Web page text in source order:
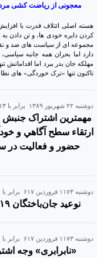
معجونی از ریاضت کشی
هسته اصلی ائتلاف قدرت با
کردن دایره خودی ها، و تن دادن به
مجموعه ای از سیاست های ضد و
دارد اما بحران همه جانبه
مهلکه جان بدر ببرد اما اقداماتش
تاکنون تنها «ترک خوردگی» های
دوشنبه ۲۲ شهريور ۱۳۸۹ برابر با ۱۳ سپتامبر ۲۰۱۰
مهمترین اشتراک جنبش
ارتقاء سطح آگاهي و
حضور و فعاليت در
دوشنبه ۱۱۷۳ فروردين ۶۱۷ برابر با ۰۱ ژانويه ۰۰۰۱
نوعید جان‌باختگان ۱۹ اردیبهشت در کردستان برگزار شد
دوشنبه ۱۱۷۳ فروردين ۶۱۷ برابر با ۰۱ ژانويه ۰۰۰۱
«نابرابری» وجه